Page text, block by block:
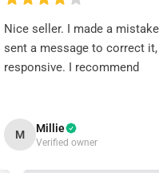
Nice seller. I made a
sent a message to correct
responsive. I recommend
M Millie
Verified owner